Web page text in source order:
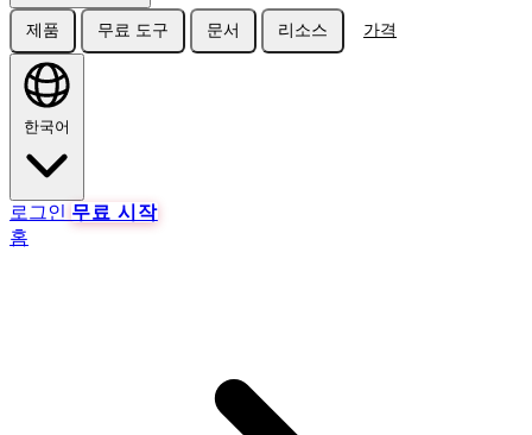
제품 무료 도구 문서 리소스 가격
한국어
로그인 무료 시작
홈